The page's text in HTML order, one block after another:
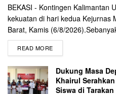
BEKASI - Kontingen Kalimantan
kekuatan di hari kedua Kejurnas
Barat, Kamis (6/8/
READ MORE
Dukung Masa
Khairul
Siswa di Tarakan